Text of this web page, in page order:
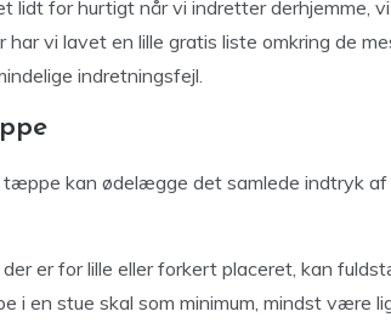
lidt for hurtigt når vi indretter derhjemme,
har vi lavet en lille gratis liste omkring de
indretningsfejl.
kan ødelægge det samlede indtryk
er for lille eller forkert placeret, kan
i en stue skal som minimum, mindst være